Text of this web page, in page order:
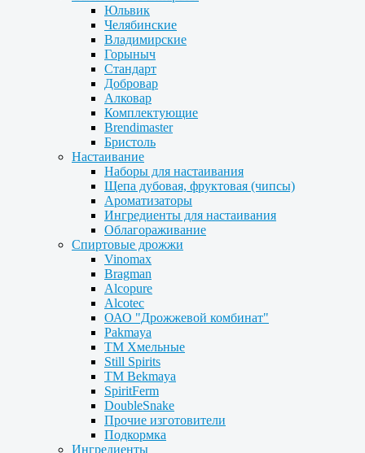
Юльвик
Челябинские
Владимирские
Горыныч
Стандарт
Добровар
Алковар
Комплектующие
Brendimaster
Бристоль
Настаивание
Наборы для настаивания
Щепа дубовая, фруктовая (чипсы)
Ароматизаторы
Ингредиенты для настаивания
Облагораживание
Спиртовые дрожжи
Vinomax
Bragman
Alcopure
Alcotec
ОАО "Дрожжевой комбинат"
Pakmaya
ТМ Хмельные
Still Spirits
ТМ Bekmaya
SpiritFerm
DoubleSnake
Прочие изготовители
Подкормка
Ингредиенты